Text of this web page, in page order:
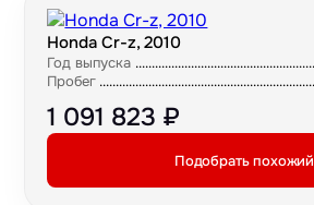
Honda Cr-z, 2010
Год выпуска
Пробег
1 091 823 ₽
Подобрать похожий